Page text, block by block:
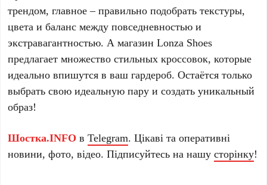
трендом, главное – правильно подобрать текстуры,
цвета и баланс между повседневностью и
экстравагантностью. А магазин Lonza Shoes
предлагает множество стильных кроссовок, которые
идеально впишутся в ваш гардероб. Остаётся только
выбрать свою идеальную пару и создать уникальный
образ!
Шостка.INFO вTelegram. Цікаві та оперативні
новини, фото, відео. Підписуйтесь на нашусторінку!